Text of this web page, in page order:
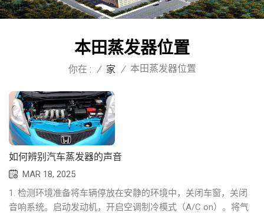
本田蒸发器位置
你在 : / 家 / 本田蒸发器位置
如何辨别汽车蒸发器的声音
MAR 18, 2025
1. 检测环境准备‌将车辆停放在安静的环境中，关闭车窗，关闭
音响系统。启动发动机，开启空调制冷模式（A/C on）。将气